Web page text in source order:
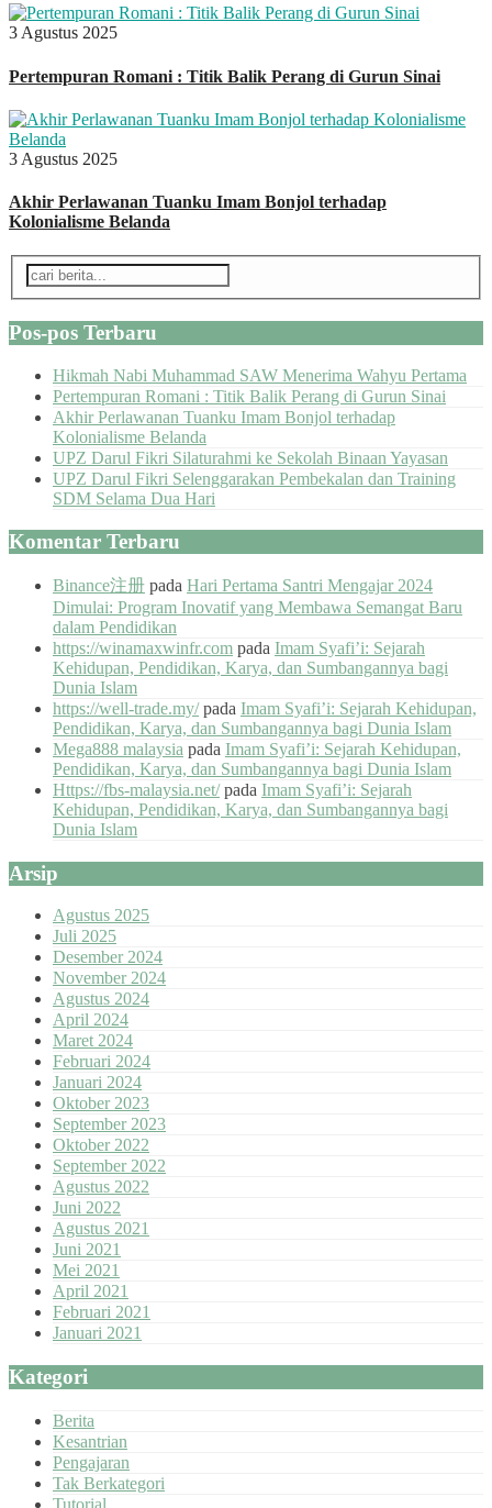
3 Agustus 2025
Pertempuran Romani : Titik Balik Perang di Gurun Sinai
3 Agustus 2025
Akhir Perlawanan Tuanku Imam Bonjol terhadap
Kolonialisme Belanda
Pos-pos Terbaru
Hikmah Nabi Muhammad SAW Menerima Wahyu Pertama
Pertempuran Romani : Titik Balik Perang di Gurun Sinai
Akhir Perlawanan Tuanku Imam Bonjol terhadap
Kolonialisme Belanda
UPZ Darul Fikri Silaturahmi ke Sekolah Binaan Yayasan
UPZ Darul Fikri Selenggarakan Pembekalan dan Training
SDM Selama Dua Hari
Komentar Terbaru
Binance注册 pada Hari Pertama Santri Mengajar 2024
Dimulai: Program Inovatif yang Membawa Semangat Baru
dalam Pendidikan
https://winamaxwinfr.com pada Imam Syafi’i: Sejarah
Kehidupan, Pendidikan, Karya, dan Sumbangannya bagi
Dunia Islam
https://well-trade.my/pada Imam Syafi’i: Sejarah Kehidupan,
Pendidikan, Karya, dan Sumbangannya bagi Dunia Islam
Mega888 malaysia pada Imam Syafi’i: Sejarah Kehidupan,
Pendidikan, Karya, dan Sumbangannya bagi Dunia Islam
Https://fbs-malaysia.net/pada Imam Syafi’i: Sejarah
Kehidupan, Pendidikan, Karya, dan Sumbangannya bagi
Dunia Islam
Arsip
Agustus 2025
Juli 2025
Desember 2024
November 2024
Agustus 2024
April 2024
Maret 2024
Februari 2024
Januari 2024
Oktober 2023
September 2023
Oktober 2022
September 2022
Agustus 2022
Juni 2022
Agustus 2021
Juni 2021
Mei 2021
April 2021
Februari 2021
Januari 2021
Kategori
Berita
Kesantrian
Pengajaran
Tak Berkategori
Tutorial